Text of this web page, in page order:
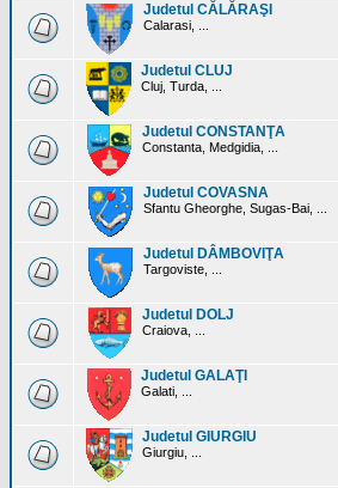
Judetul CĂLĂRAŞI
Calarasi, ...
Judetul CLUJ
Cluj, Turda, ...
Judetul CONSTANŢA
Constanta, Medgidia, ...
Judetul COVASNA
Sfantu Gheorghe, Sugas-Bai, ...
Judetul DÂMBOVIŢA
Targoviste, ...
Judetul DOLJ
Craiova, ...
Judetul GALAŢI
Galati, ...
Judetul GIURGIU
Giurgiu, ...